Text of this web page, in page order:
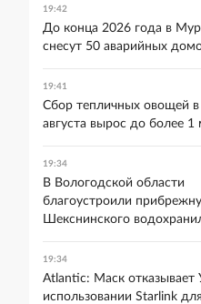
19:42
До конца 2026 года в
снесут 50 аварийных
19:41
Сбор тепличных овощей в
августа вырос до более 1
19:34
В Вологодской области
благоустроили
Шекснинского
19:34
Atlantic: Маск отказывает
использовании Starlink